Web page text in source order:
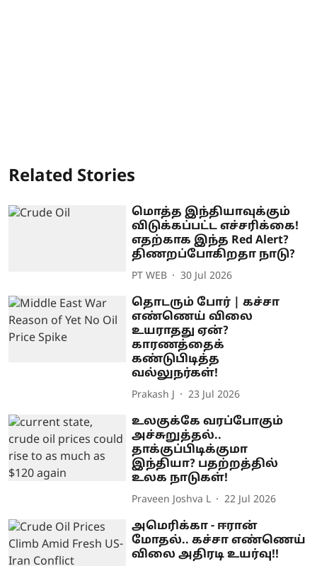
Related Stories
மொத்த இந்தியாவுக்கும்
விடுக்கப்பட்ட எச்சரிக்கை!
எதற்காக இந்த Red Alert?
திணறப்போகிறதா நாடு?
PT WEB 30 Jul 2026
தொடரும் போர் | கச்சா
எண்ணெய் விலை
உயராதது ஏன்?
காரணத்தைக்
கண்டுபிடித்த
வல்லுநர்கள்!
Prakash J 23 Jul 2026
உலகுக்கே வரப்போகும்
அச்சுறுத்தல்..
தாக்குப்பிடிக்குமா
இந்தியா? பதற்றத்தில்
உலக நாடுகள்!
Praveen Joshva L 22 Jul 2026
அமெரிக்கா - ஈரான்
மோதல்.. கச்சா எண்ணெய்
விலை அதிரடி உயர்வு!!